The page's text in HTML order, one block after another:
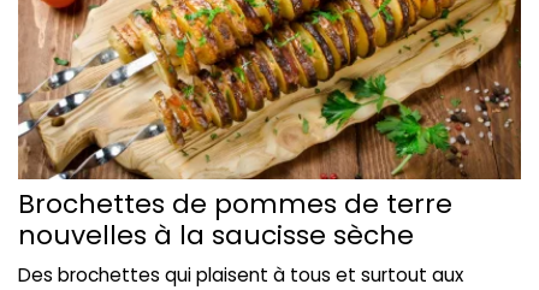
Brochettes de pommes de terre
nouvelles à la saucisse sèche
Des brochettes qui plaisent à tous et surtout aux